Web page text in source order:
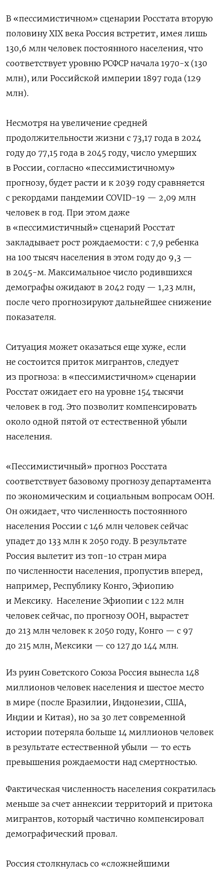
В «пессимистичном» сценарии Росстата вторую
половину XIX века Россия встретит, имея лишь
130,6 млн человек постоянного населения, что
соответствует уровню РСФСР начала 1970-х (130
млн), или Российской империи 1897 года (129
млн).
Несмотря на увеличение средней
продолжительности жизни с 73,17 года в 2024
году до 77,15 года в 2045 году, число умерших
в России, согласно «пессимистичному»
прогнозу, будет расти и к 2039 году сравняется
с рекордами пандемии COVID-19 — 2,09 млн
человек в год. При этом даже
в «пессимистичный» сценарий Росстат
закладывает рост рождаемости: с 7,9 ребенка
на 100 тысяч населения в этом году до 9,3 —
в 2045-м. Максимальное число родившихся
демографы ожидают в 2042 году — 1,23 млн,
после чего прогнозируют дальнейшее снижение
показателя.
Ситуация может оказаться еще хуже, если
не состоится приток мигрантов, следует
из прогноза: в «пессимистичном» сценарии
Росстат ожидает его на уровне 154 тысячи
человек в год. Это позволит компенсировать
около одной пятой от естественной убыли
населения.
«Пессимистичный» прогноз Росстата
соответствует базовому прогнозу департамента
по экономическим и социальным вопросам ООН.
Он ожидает, что численность постоянного
населения России с 146 млн человек сейчас
упадет до 133 млн к 2050 году. В результате
Россия вылетит из топ-10 стран мира
по численности населения, пропустив вперед,
например, Республику Конго, Эфиопию
и Мексику. Население Эфиопии с 122 млн
человек сейчас, по прогнозу ООН, вырастет
до 213 млн человек к 2050 году, Конго — с 97
до 215 млн, Мексики — со 127 до 144 млн.
Из руин Советского Союза Россия вынесла 148
миллионов человек населения и шестое место
в мире (после Бразилии, Индонезии, США,
Индии и Китая), но за 30 лет современной
истории потеряла больше 14 миллионов человек
в результате естественной убыли — то есть
превышения рождаемости над смертностью.
Фактическая численность населения сократилась
меньше за счет аннексии территорий и притока
мигрантов, который частично компенсировал
демографический провал.
Россия столкнулась со «сложнейшими